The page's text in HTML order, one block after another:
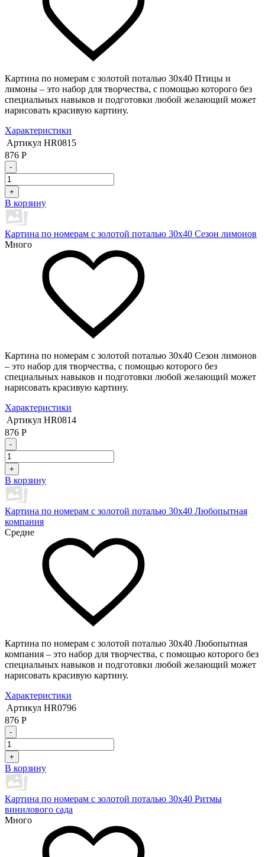
Картина по номерам с золотой поталью 30х40 Птицы и
лимоны – это набор для творчества, с помощью которого без
специальных навыков и подготовки любой желающий может
нарисовать красивую картину.
Характеристики
Артикул HR0815
876 Р
-
+
В корзину
Картина по номерам с золотой поталью 30х40 Сезон лимонов
Много
Картина по номерам с золотой поталью 30х40 Сезон лимонов
– это набор для творчества, с помощью которого без
специальных навыков и подготовки любой желающий может
нарисовать красивую картину.
Характеристики
Артикул HR0814
876 Р
-
+
В корзину
Картина по номерам с золотой поталью 30х40 Любопытная
компания
Средне
Картина по номерам с золотой поталью 30х40 Любопытная
компания – это набор для творчества, с помощью которого без
специальных навыков и подготовки любой желающий может
нарисовать красивую картину.
Характеристики
Артикул HR0796
876 Р
-
+
В корзину
Картина по номерам с золотой поталью 30х40 Ритмы
винилового сада
Много